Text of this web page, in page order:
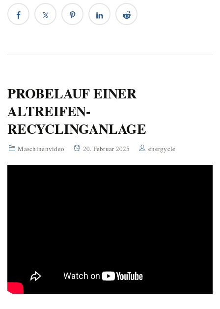
PROBELAUF EINER
ALTREIFEN-
RECYCLINGANLAGE
Maschinenvideo 20. Februar 2025 energycle